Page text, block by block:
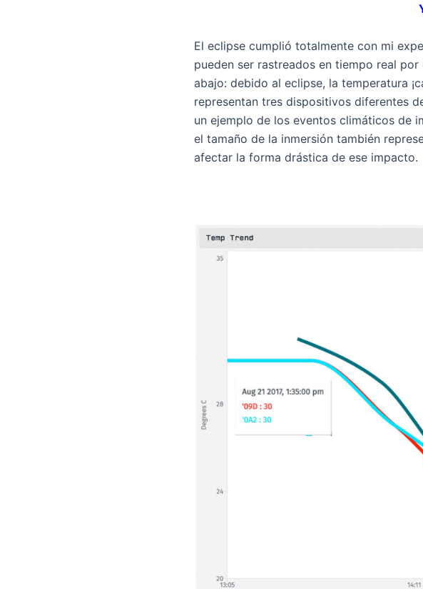
El eclipse cumplió totalmente con mi
pueden ser rastreados en tiempo real
abajo: debido al eclipse, la temperatura
representan tres dispositivos diferentes
un ejemplo de los eventos climáticos de
el tamaño de la inmersión también
afectar la forma drástica de ese impacto.